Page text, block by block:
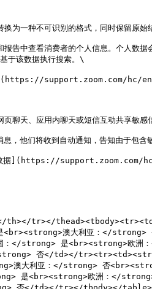
转换为一种不可识别的格式，同时
告中查看消费者的个人信息。个人数
于该数据执行搜索。\
码](https://support.zoom.com/
聊天、应用内聊天或短信互动共享敏
，他们将收到自动通知，告知由于包
感数据](https://
tr></
<br><strong>澳大利亚：</
</strong> 是<br><strong>欧洲
否</td></
澳大利亚：</strong> 否
<br><strong>欧洲：</strong>